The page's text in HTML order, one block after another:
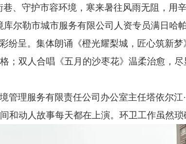
巷、守护市容环境，寒来暑往风雨无阻，
尔勒市城市服务有限公司人资专员满日哈帕
纷呈。集体朗诵《橙光耀梨城，匠心筑新
；双人合唱《五月的沙枣花》温柔治愈，
管理服务有限责任公司办公室主任塔依尔
和动人故事每天都在上演。环卫工作虽然